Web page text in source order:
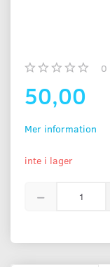
0
50,00
Mer information
inte i lager